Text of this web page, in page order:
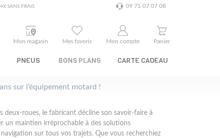
SANS FRAIS 09 71 07 07 08
Mon magasin Mes favoris Mon compte Panier
PNEUS BONS PLANS CARTE CADEAU
sur l’équipement motard !
roues, le fabricant décline son savoir-faire à
un maintien irréprochable à des solutions
sur tous vos trajets. Que vous recherchiez